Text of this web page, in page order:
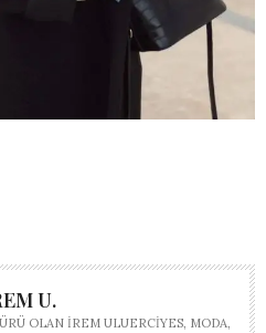
U.
OLAN İREM ULUERCIYES, MODA,